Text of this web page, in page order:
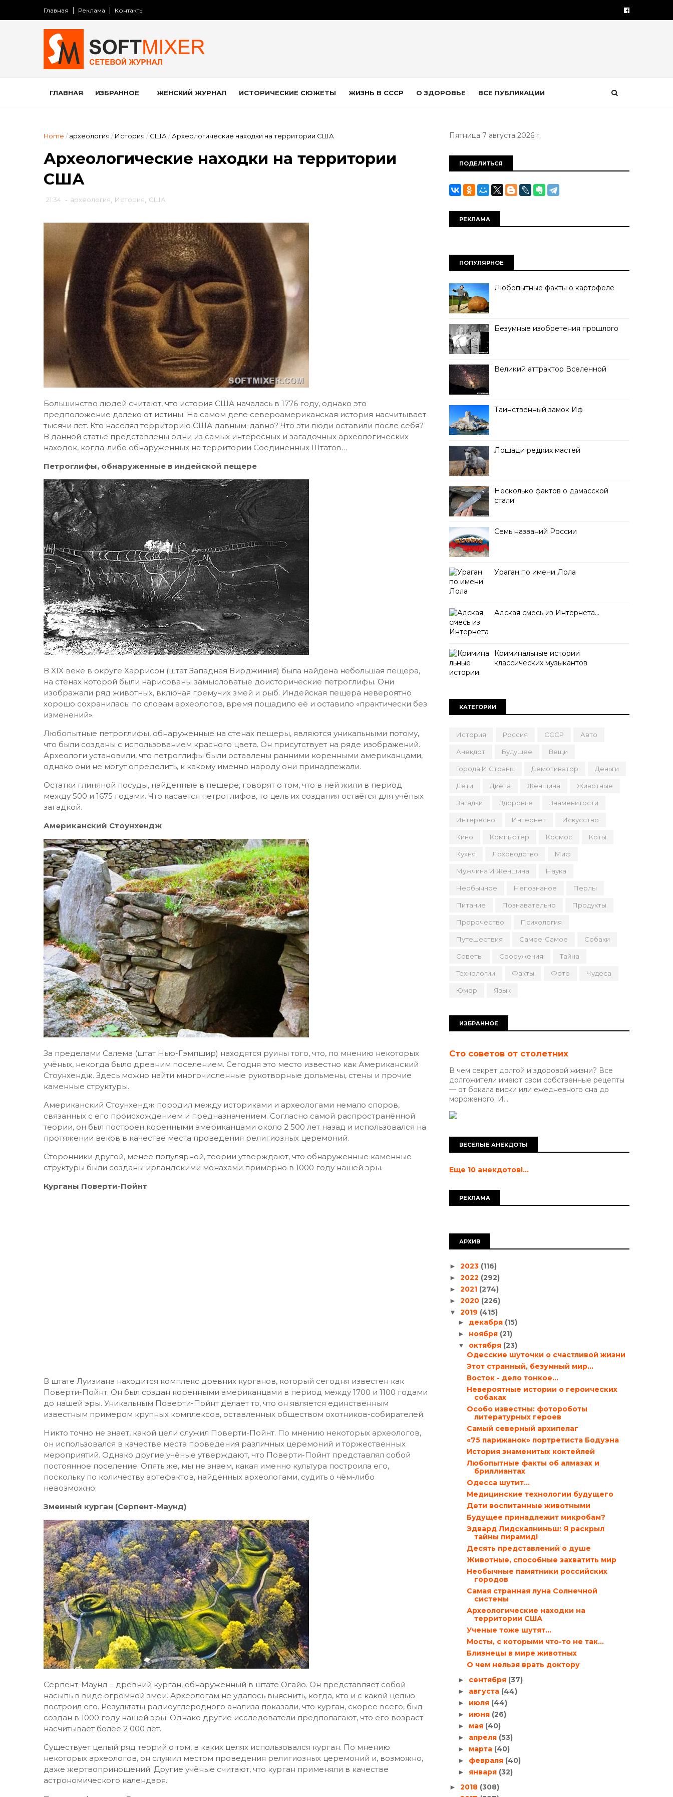
Главная Реклама Контакты
ГЛАВНАЯ ИЗБРАННОЕ ЖЕНСКИЙ ЖУРНАЛ ИСТОРИЧЕСКИЕ СЮЖЕТЫ ЖИЗНЬ В СССР О ЗДОРОВЬЕ ВСЕ ПУБЛИКАЦИИ
Home / археология / История / США /Археологические находки на территории США
Археологические находки на территории
США
21:34 - археология История США
Большинство людей считают, что история США началась в 1776 году, однако это
предположение далеко от истины. На самом деле североамериканская история насчитывает
тысячи лет. Кто населял территорию США давным-давно? Что эти люди оставили после себя?
В данной статье представлены одни из самых интересных и загадочных археологических
находок, когда-либо обнаруженных на территории Соединённых Штатов…
Петроглифы, обнаруженные в индейской пещере
В XIX веке в округе Харрисон (штат Западная Вирджиния) была найдена небольшая пещера,
на стенах которой были нарисованы замысловатые доисторические петроглифы. Они
изображали ряд животных, включая гремучих змей и рыб. Индейская пещера невероятно
хорошо сохранилась; по словам археологов, время пощадило её и оставило «практически без
изменений».
Любопытные петроглифы, обнаруженные на стенах пещеры, являются уникальными потому,
что были созданы с использованием красного цвета. Он присутствует на ряде изображений.
Археологи установили, что петроглифы были оставлены ранними коренными американцами,
однако они не могут определить, к какому именно народу они принадлежали.
Остатки глиняной посуды, найденные в пещере, говорят о том, что в ней жили в период
между 500 и 1675 годами. Что касается петроглифов, то цель их создания остаётся для учёных
загадкой.
Американский Стоунхендж
За пределами Салема (штат Нью-Гэмпшир) находятся руины того, что, по мнению некоторых
учёных, некогда было древним поселением. Сегодня это место известно как Американский
Стоунхендж. Здесь можно найти многочисленные рукотворные дольмены, стены и прочие
каменные структуры.
Американский Стоунхендж породил между историками и археологами немало споров,
связанных с его происхождением и предназначением. Согласно самой распространённой
теории, он был построен коренными американцами около 2 500 лет назад и использовался на
протяжении веков в качестве места проведения религиозных церемоний.
Сторонники другой, менее популярной, теории утверждают, что обнаруженные каменные
структуры были созданы ирландскими монахами примерно в 1000 году нашей эры.
Курганы Поверти-Пойнт
В штате Луизиана находится комплекс древних курганов, который сегодня известен как
Поверти-Пойнт. Он был создан коренными американцами в период между 1700 и 1100 годами
до нашей эры. Уникальным Поверти-Пойнт делает то, что он является единственным
известным примером крупных комплексов, оставленных обществом охотников-собирателей.
Никто точно не знает, какой цели служил Поверти-Пойнт. По мнению некоторых археологов,
он использовался в качестве места проведения различных церемоний и торжественных
мероприятий. Однако другие учёные утверждают, что Поверти-Пойнт представлял собой
постоянное поселение. Опять же, мы не знаем, какая именно культура построила его,
поскольку по количеству артефактов, найденных археологами, судить о чём-либо
невозможно.
Змеиный курган (Серпент-Маунд)
Серпент-Маунд – древний курган, обнаруженный в штате Огайо. Он представляет собой
насыпь в виде огромной змеи. Археологам не удалось выяснить, когда, кто и с какой целью
построил его. Результаты радиоуглеродного анализа показали, что курган, скорее всего, был
создан в 1000 году нашей эры. Однако другие исследователи предполагают, что его возраст
насчитывает более 2 000 лет.
Существует целый ряд теорий о том, в каких целях использовался курган. По мнению
некоторых археологов, он служил местом проведения религиозных церемоний и, возможно,
даже жертвоприношений. Другие учёные считают, что курган применяли в качестве
астрономического календаря.
Пятница 7 августа 2026 г.
ПОДЕЛИТЬСЯ
РЕКЛАМА
ПОПУЛЯРНОЕ
Любопытные факты о картофеле
Безумные изобретения прошлого
Великий аттрактор Вселенной
Таинственный замок Иф
Лошади редких мастей
Несколько фактов о дамасской
стали
Семь названий России
Ураган по имени Лола
Адская смесь из Интернета…
Криминальные истории
классических музыкантов
КАТЕГОРИИ
История Россия СССР Авто
Анекдот Будущее Вещи
Города И Страны Демотиватор Деньги
Дети Диета Женщина Животные
Загадки Здоровье Знаменитости
Интересно Интернет Искусство
Кино Компьютер Космос Коты
Кухня Лоховодство Миф
Мужчина И Женщина Наука
Необычное Непознаное Перлы
Питание Познавательно Продукты
Пророчество Психология
Путешествия Самое-Самое Собаки
Советы Сооружения Тайна
Технологии Факты Фото Чудеса
Юмор Язык
ИЗБРАННОЕ
Сто советов от столетних
В чем секрет долгой и здоровой жизни? Все
долгожители имеют свои собственные рецепты
— от бокала виски или ежедневного сна до
мороженого. И...
ВЕСЕЛЫЕ АНЕКДОТЫ
Еще 10 анекдотов!...
РЕКЛАМА
АРХИВ
► 2023 (116)
► 2022 (292)
► 2021 (274)
► 2020 (226)
▼ 2019 (415)
► декабря (15)
► ноября (21)
▼ октября (23)
Одесские шуточки о счастливой жизни
Этот странный, безумный мир…
Восток - дело тонкое…
Невероятные истории о героических
собаках
Особо известны: фотороботы
литературных героев
Самый северный архипелаг
«75 парижанок» портретиста Бодуэна
История знаменитых коктейлей
Любопытные факты об алмазах и
бриллиантах
Одесса шутит…
Медицинские технологии будущего
Дети воспитанные животными
Будущее принадлежит микробам?
Эдвард Лидскалниньш: Я раскрыл
тайны пирамид!
Десять представлений о душе
Животные, способные захватить мир
Необычные памятники российских
городов
Самая странная луна Солнечной
системы
Археологические находки на
территории США
Ученые тоже шутят…
Мосты, с которыми что-то не так…
Близнецы в мире животных
О чем нельзя врать доктору
► сентября (37)
► августа (44)
► июля (44)
► июня (26)
► мая (40)
► апреля (53)
► марта (40)
► февраля (40)
► января (32)
► 2018 (308)